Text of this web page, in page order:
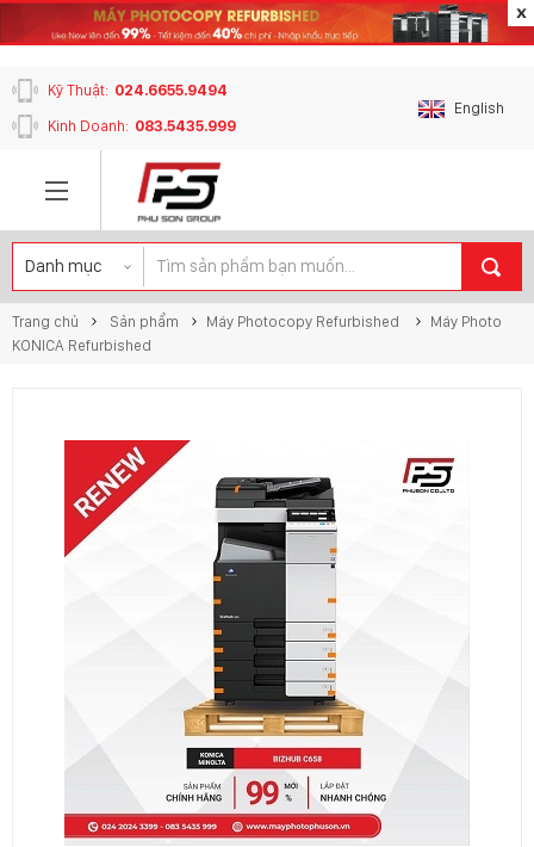
content_copy
English
Kỹ Thuật: 024.6655.9494
Kinh Doanh: 083.5435.999
Trang chủ Sản phẩm Máy Photocopy Refurbished
Máy Photo
KONICA Refurbished